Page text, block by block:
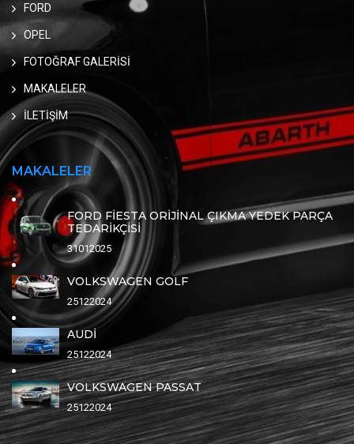
FORD
OPEL
FOTOĞRAF GALERİSİ
MAKALELER
İLETİŞİM
MAKALELER
FORD FİESTA ORİJİNAL ÇIKMA YEDEK PARÇA
TEDARİKÇİSİ
31012025
VOLKSWAGEN GOLF
25122024
AUDİ
25122024
VOLKSWAGEN PASSAT
25122024